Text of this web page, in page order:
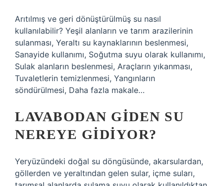
Arıtılmış ve geri dönüştürülmüş su nasıl
kullanılabilir? Yeşil alanların ve tarım arazilerinin
sulanması, Yeraltı su kaynaklarının beslenmesi,
Sanayide kullanımı, Soğutma suyu olarak kullanımı,
Sulak alanların beslenmesi, Araçların yıkanması,
Tuvaletlerin temizlenmesi, Yangınların
söndürülmesi, Daha fazla makale…
LAVABODAN GIDEN SU
NEREYE GIDIYOR?
Yeryüzündeki doğal su döngüsünde, akarsulardan,
göllerden ve yeraltından gelen sular, içme suları,